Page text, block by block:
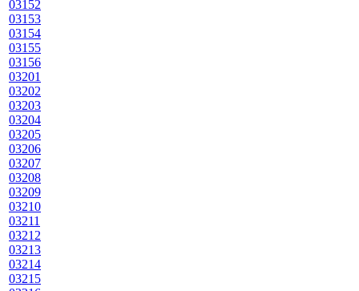
03152
03153
03154
03155
03156
03201
03202
03203
03204
03205
03206
03207
03208
03209
03210
03211
03212
03213
03214
03215